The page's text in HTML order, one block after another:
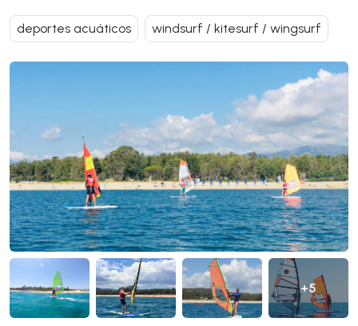
deportes acuáticos windsurf / kitesurf / wingsurf
+5